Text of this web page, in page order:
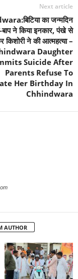
Next article
का जन्मदिन
ने किया इनकार, पंखे से
ने की आत्महत्या –
Daughter
Suicide After
Parents Refuse To
Her Birthday In
Chhindwara
AUTHOR